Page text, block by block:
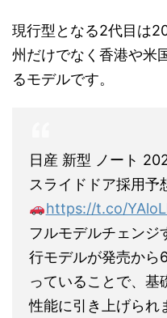
現行型となる2代目は
州だけでなく香港や米
るモデルです。
日産 新型 ノート
スライドドア採用予
https://t.co/
フルモデルチェンジ
行モデルが発売から
っていることで、基
性能に引き上げられ